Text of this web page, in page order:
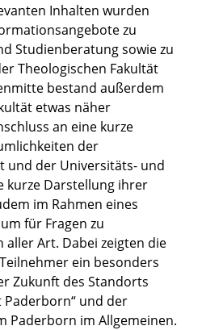
Inhalten wurden
zu
Studienberatung sowie zu
Theologischen Fakultät
bestand außerdem
etwas näher
an eine kurze
der
und der Universitäts- und
kurze Darstellung ihrer
im Rahmen eines
für Fragen zu
Art. Dabei zeigten die
ein besonders
Zukunft des Standorts
Paderborn“ und der
Paderborn im Allgemeinen.